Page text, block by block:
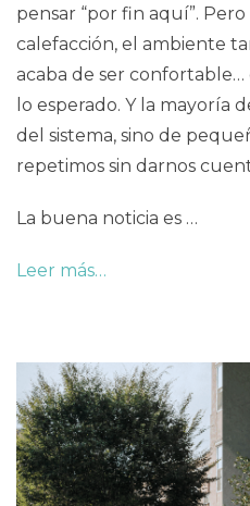
pensar “por fin aquí”.
calefacción, el ambiente
acaba de ser confortable…
lo esperado. Y la mayoría
del sistema, sino de
repetimos sin darnos
La buena noticia es …
Leer más…